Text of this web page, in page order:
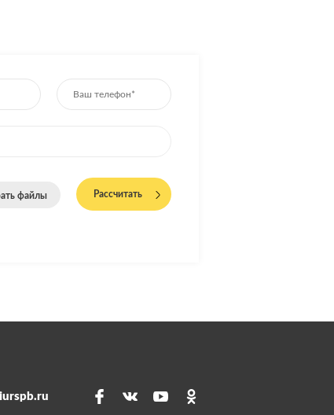
файлы Рассчитать